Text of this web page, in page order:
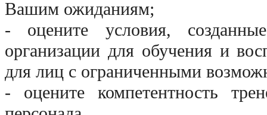
Вашим ожиданиям;
- оцените условия,
организации для обучения и
для лиц с ограниченными
- оцените компетентность